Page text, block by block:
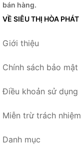
bán hàng.
VỀ SIÊU THỊ HÒA PHÁT
Giới thiệu
Chính sách bảo mật
Điều khoản sử dụng
Miễn trừ trách nhiệm
Danh mục